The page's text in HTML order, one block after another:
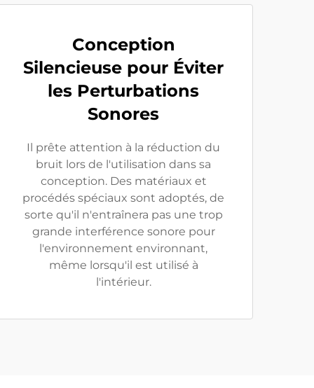
Conception
Silencieuse pour Éviter
les Perturbations
Sonores
Il prête attention à la réduction du
bruit lors de l'utilisation dans sa
conception. Des matériaux et
procédés spéciaux sont adoptés, de
sorte qu'il n'entraînera pas une trop
grande interférence sonore pour
l'environnement environnant,
même lorsqu'il est utilisé à
l'intérieur.